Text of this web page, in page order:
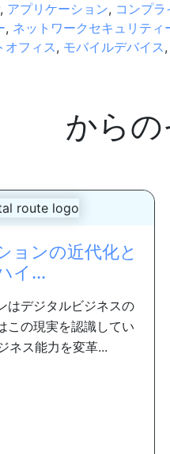
, アプリケーション, コンプラ
, ネットワークセキュリティ
オフィス, モバイルデバイス,
から
ョンの近代化と
イ...
はデジタルビジネスの
この現実を認識してい
ネス能力を変革...